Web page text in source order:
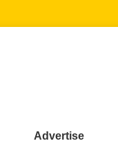
Advertise